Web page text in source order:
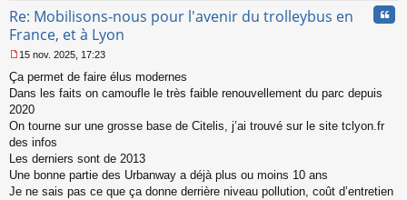
Re: Mobilisons-nous pour l'avenir du trolleybus en
France, et à Lyon
e
s
s
g
e
n
o
n
15 nov. 2025, 17:23
Ça permet de faire élus modernes
Dans les faits on camoufle le très faible renouvellement du parc depuis
2020
On tourne sur une grosse base de Citelis, j’ai trouvé sur le site tclyon.fr
des infos
Les derniers sont de 2013
Une bonne partie des Urbanway a déjà plus ou moins 10 ans
Je ne sais pas ce que ça donne derrière niveau pollution, coût d’entretien